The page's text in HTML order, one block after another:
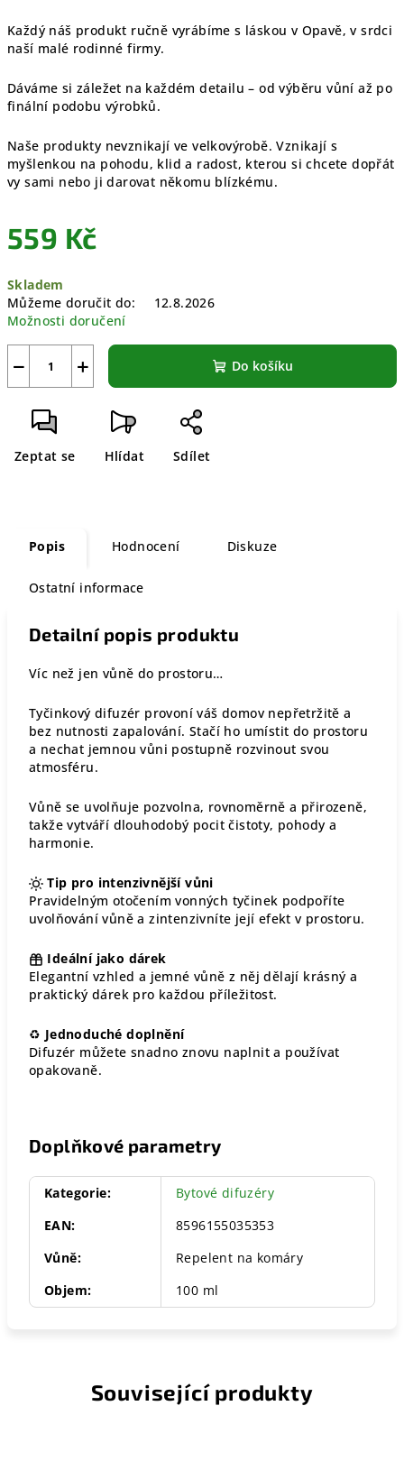
Každý náš produkt ručně vyrábíme s láskou v Opavě, v srdci
naší malé rodinné firmy.
Dáváme si záležet na každém detailu – od výběru vůní až po
finální podobu výrobků.
Naše produkty nevznikají ve velkovýrobě. Vznikají s
myšlenkou na pohodu, klid a radost, kterou si chcete dopřát
vy sami nebo ji darovat někomu blízkému.
559 Kč
cena:
Skladem
Můžeme doručit do:
12.8.2026
Možnosti doručení
+
− Do košíku
Zeptat se Hlídat Sdílet
Popis Hodnocení Diskuze
Ostatní informace
Detailní popis produktu
Víc než jen vůně do prostoru…
Tyčinkový difuzér provoní váš domov nepřetržitě a
bez nutnosti zapalování. Stačí ho umístit do prostoru
a nechat jemnou vůni postupně rozvinout svou
atmosféru.
Vůně se uvolňuje pozvolna, rovnoměrně a přirozeně,
takže vytváří dlouhodobý pocit čistoty, pohody a
harmonie.
Tip pro intenzivnější vůni
Pravidelným otočením vonných tyčinek podpoříte
uvolňování vůně a zintenzivníte její efekt v prostoru.
Ideální jako dárek
Elegantní vzhled a jemné vůně z něj dělají krásný a
praktický dárek pro každou příležitost.
♻ Jednoduché doplnění
Difuzér můžete snadno znovu naplnit a používat
opakovaně.
Doplňkové parametry
Kategorie:
Bytové difuzéry
EAN:
8596155035353
Vůně:
Repelent na komáry
Objem: 100 ml
Související produkty